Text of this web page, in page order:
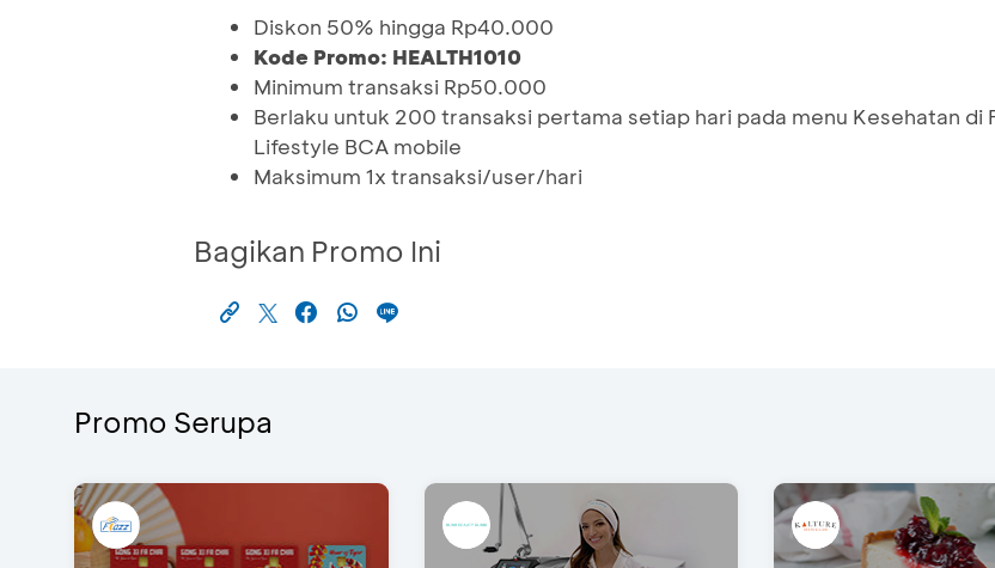
Diskon 50% hingga Rp40.000
Kode Promo: HEALTH1010
Minimum transaksi Rp50.000
Berlaku untuk 200 transaksi pertama setiap hari pada menu Kesehatan di
Lifestyle BCA mobile
Maksimum 1x transaksi/user/hari
Bagikan Promo Ini
Promo Serupa